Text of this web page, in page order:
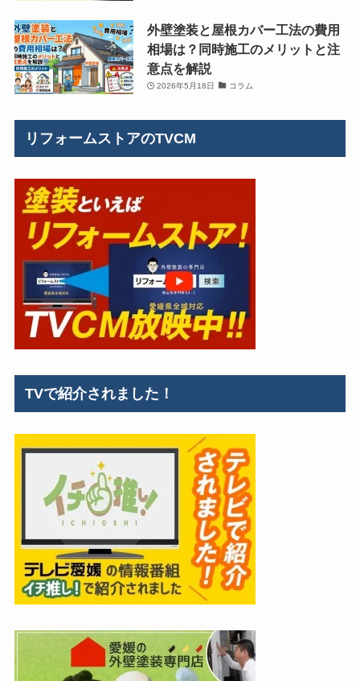
外壁塗装と屋根カバー工法の費用
相場は？同時施工のメリットと注
意点を解説
2026年5月18日 コラム
リフォームストアのTVCM
TVで紹介されました！